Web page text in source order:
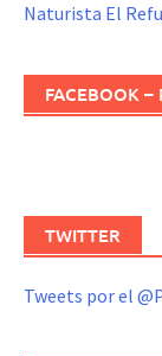
Naturista El
FACEBOOK –
TWITTER
Tweets por el